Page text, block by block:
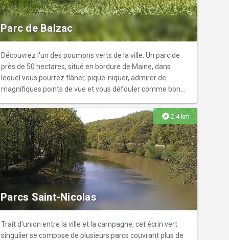
l'itinéraire. A DÉCOUVRIR EN CHEMIN - Les maisons
éclusières sur le chemin de halage de la Mayenne.
Certaines proposent de la petite restauration, des
rafraîchissements. - Grez Neuville - Village de charme.
Sentier de découverte du village. - Le Lion d'Angers et le
Parc Départemental de l'Isle Briand. - Segré-en-Anjou-
Bleu et jolie petite ville sur l'Oudon. - La château de la Lorie
à Segré. - Chenillé-Changé, labélisé Village de Charme. -
sur la carte Angers à vélo.
Parc de Balzac
Découvrez l'un des poumons verts de la ville. Un parc de
près de 50 hectares, situé en bordure de Maine, dans
lequel vous pourrez flâner, pique-niquer, admirer de
magnifiques points de vue et vous défouler comme bon
explore 2.4 km
Parcs Saint-Nicolas
Trait d'union entre la ville et la campagne, cet écrin vert
singulier se compose de plusieurs parcs couvrant plus de